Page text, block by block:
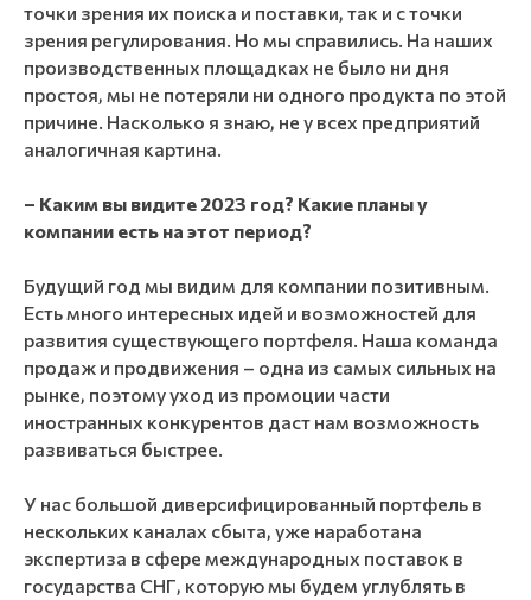
точки зрения их поиска и поставки, так и с точки
зрения регулирования. Но мы справились. На наших
производственных площадках не было ни дня
простоя, мы не потеряли ни одного продукта по этой
причине. Насколько я знаю, не у всех предприятий
аналогичная картина.
– Каким вы видите 2023 год? Какие планы у
компании есть на этот период?
Будущий год мы видим для компании позитивным.
Есть много интересных идей и возможностей для
развития существующего портфеля. Наша команда
продаж и продвижения – одна из самых сильных на
рынке, поэтому уход из промоции части
иностранных конкурентов даст нам возможность
развиваться быстрее.
У нас большой диверсифицированный портфель в
нескольких каналах сбыта, уже наработана
экспертиза в сфере международных поставок в
государства СНГ, которую мы будем углублять в